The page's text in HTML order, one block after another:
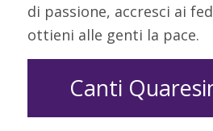
di passione, accresci ai
ottieni alle genti la pace.
Canti